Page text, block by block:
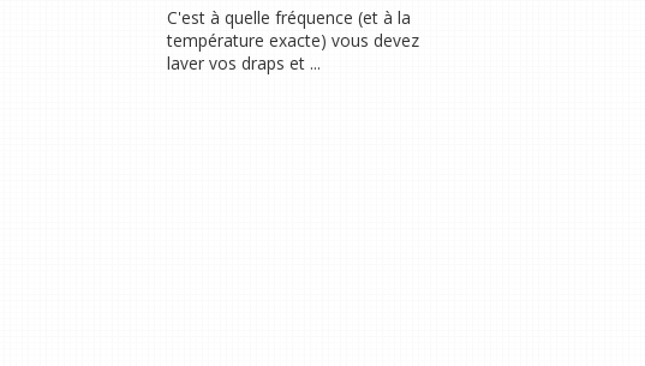
C'est à quelle fréquence (et à la
température exacte) vous devez
laver vos draps et ...